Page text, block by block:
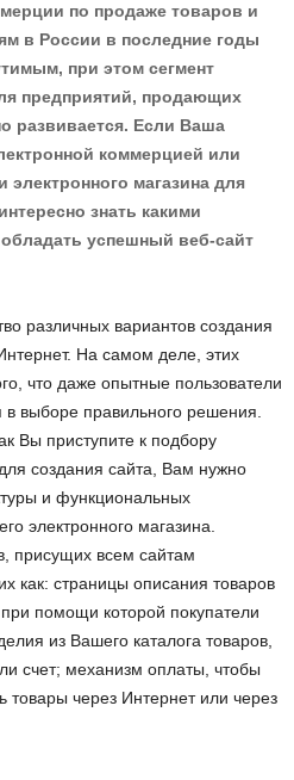
по продаже товаров и
в России в последние годы
при этом сегмент
предприятий, продающих
развивается. Если Ваша
коммерцией или
электронного магазина для
знать какими
успешный веб-сайт
различных вариантов создания
На самом деле, этих
что даже опытные пользователи
в выборе правильного решения.
Вы приступите к подбору
создания сайта, Вам нужно
и функциональных
электронного магазина.
присущих всем сайтам
как: страницы описания товаров
при помощи которой покупатели
из Вашего каталога товаров,
счет; механизм оплаты, чтобы
товары через Интернет или через